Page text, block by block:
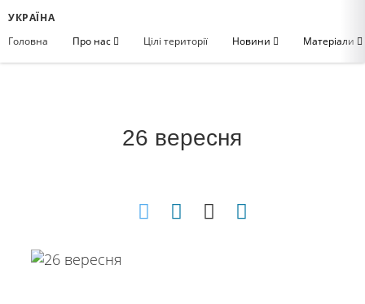
УКРАЇНА
Головна
Про нас Цілі території Новини Матеріали
26 вересня